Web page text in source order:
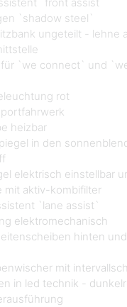
`front assist`
`shadow steel`
ungeteilt - lehne
`we connect` und
rot
heizbar
in den
elektrisch einstellbar
mit aktiv-kombifilter
`lane assist`
elektromechanisch
hinten
mit
in led technik -